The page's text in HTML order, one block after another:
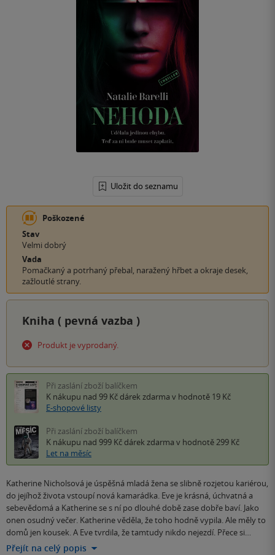
Uložit do seznamu
Poškozené
Stav
Velmi dobrý
Vada
Pomačkaný a potrhaný přebal, naražený hřbet a okraje desek,
zažloutlé strany.
Kniha ( pevná vazba )
Produkt je vyprodaný.
Při zaslání zboží balíčkem
K nákupu nad 99 Kč dárek zdarma v hodnotě 19 Kč
E-shopové listy
Při zaslání zboží balíčkem
K nákupu nad 999 Kč dárek zdarma v hodnotě 299 Kč
Let na měsíc
Katherine Nicholsová je úspěšná mladá žena se slibně rozjetou kariérou,
do jejíhož života vstoupí nová kamarádka. Eve je krásná, úchvatná a
sebevědomá a Katherine se s ní po dlouhé době zase dobře baví. Jako
onen osudný večer. Katherine věděla, že toho hodně vypila. Ale měly to
domů jen kousek. A Eve tvrdila, že tamtudy nikdo nejezdí. Přece si…
Přejít na celý popis